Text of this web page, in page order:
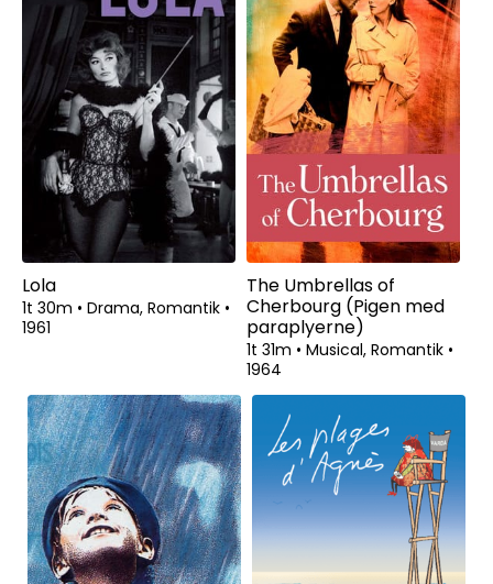
Lola
1t 30m • Drama, Romantik •
1961
The Umbrellas of
Cherbourg (Pigen med
paraplyerne)
1t 31m • Musical, Romantik •
1964